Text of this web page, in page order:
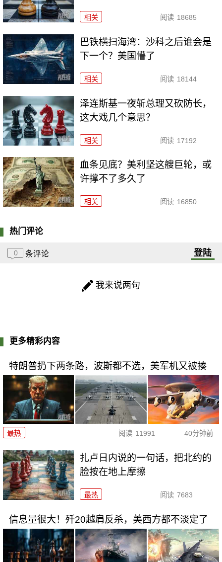
相关 阅读 18685
巴铁横扫海湾：沙科之后谁会是
下一个？美国懵了
相关 阅读 18144
泽连斯基一夜斩总理又砍防长，
这大戏几个意思？
相关 阅读 17192
血条见底？美利坚这艘巨轮，或
许撑不了多久了
相关 阅读 16850
热门评论
0 条评论 登陆
我来说两句
更多精彩内容
特朗普扔下两条路，波斯都不选，美军机又被揍
最热 阅读 11991 40分钟前
扎卢日内说的一句话，把北约的
脸按在地上摩擦
最热 阅读 7683
信息量很大！歼20越肩反杀，美西方都不淡定了